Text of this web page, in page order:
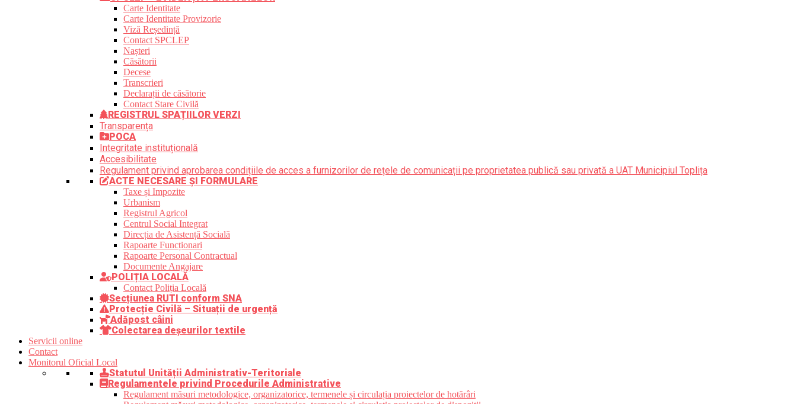
Carte Identitate
Carte Identitate Provizorie
Viză Reședință
Contact SPCLEP
Nașteri
Căsătorii
Decese
Transcrieri
Declarații de căsătorie
Contact Stare Civilă
REGISTRUL SPAȚIILOR VERZI
Transparența
POCA
Integritate instituțională
Accesibilitate
Regulament privind aprobarea condițiile de acces a furnizorilor de rețele de comunicații pe proprietatea publică sau privată a UAT Municipiul Toplița
ACTE NECESARE ȘI FORMULARE
Taxe și Impozite
Urbanism
Registrul Agricol
Centrul Social Integrat
Direcția de Asistență Socială
Rapoarte Funcționari
Rapoarte Personal Contractual
Documente Angajare
POLIȚIA LOCALĂ
Contact Poliția Locală
Secțiunea RUTI conform SNA
Protecție Civilă – Situații de urgență
Adăpost câini
Colectarea deșeurilor textile
Servicii online
Contact
Monitorul Oficial Local
Statutul Unității Administrativ-Teritoriale
Regulamentele privind Procedurile Administrative
Regulament măsuri metodologice, organizatorice, termenele și circulația proiectelor de hotărâri